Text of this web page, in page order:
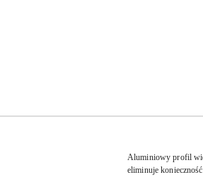
Aluminiowy profil
eliminuje